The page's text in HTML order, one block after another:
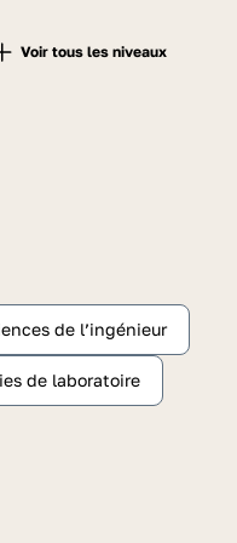
de l’ingénieur
de laboratoire